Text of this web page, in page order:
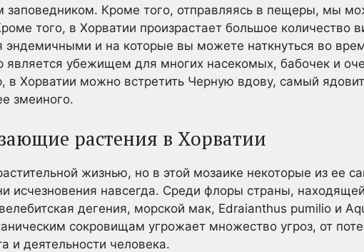
заповедником. Кроме того, отправляясь в пещеры, мы
того, в Хорватии произрастает большое количество
эндемичными и на которые вы можете наткнуться во
является убежищем для многих насекомых, бабочек и
в Хорватии можно встретить Черную вдову, самый
змеиного.
растения в Хорватии
жизнью, но в этой мозаике некоторые из ее
исчезновения навсегда. Среди флоры страны,
дегения, морской мак, Edraianthus pumilio и
сокровищам угрожает множество угроз, от
и деятельности человека.